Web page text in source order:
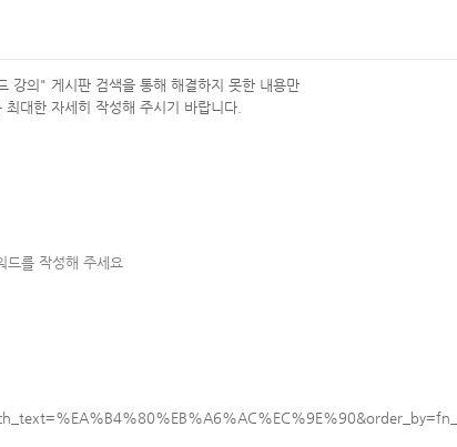
강의" 게시판 검색을 통해 해결하지 못한 내용만
대한 자세히 작성해 주시기 바랍니다.
드를 작성해 주세요